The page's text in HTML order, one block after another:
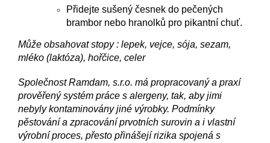
Přidejte sušený česnek do pečených
brambor nebo hranolků pro pikantní chuť.
Může obsahovat stopy : lepek, vejce, sója, sezam,
mléko (laktóza), hořčice, celer
Společnost Ramdam, s.r.o. má propracovaný a praxí
prověřený systém práce s alergeny, tak, aby jimi
nebyly kontaminovány jiné výrobky. Podmínky
pěstování a zpracování prvotních surovin a i vlastní
výrobní proces, přesto přinášejí rizika spojená s